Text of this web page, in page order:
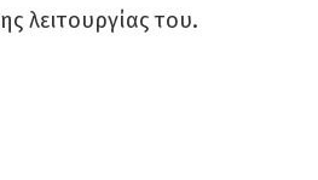
λειτουργίας του.